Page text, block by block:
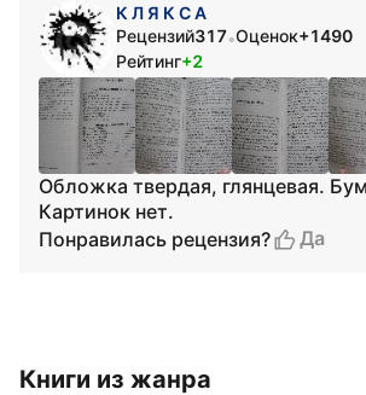
К Л Я К С А
Рецензий317•Оценок+1490
Рейтинг+2
Обложка твердая, глянцевая.
Картинок нет.
Понравилась рецензия?
Да
Книги из жанра